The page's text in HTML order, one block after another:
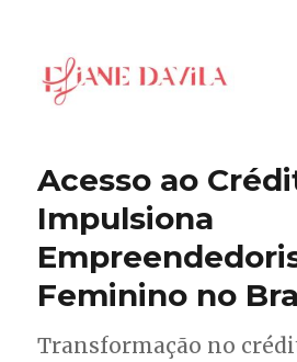
Acesso ao
Impulsiona
Feminino no
Transformação no